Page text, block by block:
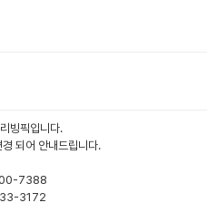
빙픽입니다.
되어 안내드립니다.
7388
3172